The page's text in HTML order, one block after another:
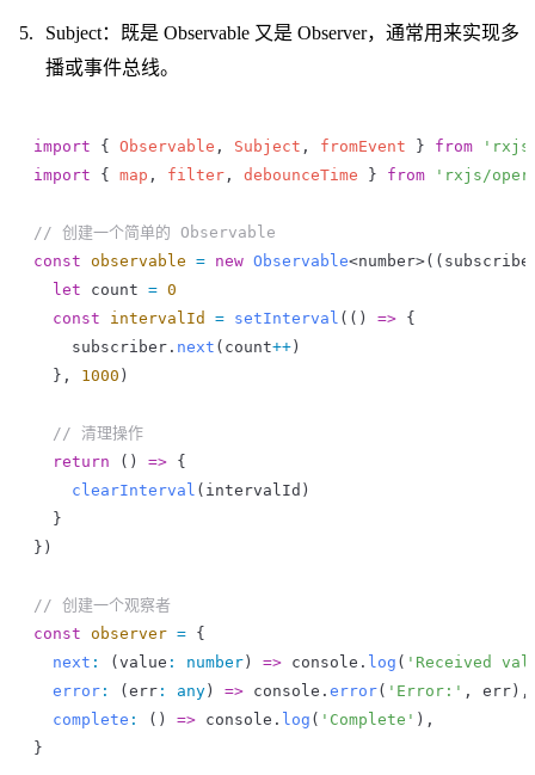
Subject：既是 Observable 又是 Observer，通常用来实现多
播或事件总线。
import { Observable , Subject , fromEvent } from
import { map , filter , debounceTime } from 'rxjs/
// 创建一个简单的 Observable
const observable = new Observable<number>((
  let
count = 0
  const
intervalId = setInterval (() => {
    subscriber
. next ( count++ )
  },
1000 )
  // 清理操作
  return
() => {
    clearInterval
( intervalId )
  }
})
// 创建一个观察者
const observer = {
  next
: ( value : number ) => console . log ( 'Received
  error
: ( err : any ) => console . error( 'Error:' , err ),
  complete
: () => console . log ( 'Complete' ),
}